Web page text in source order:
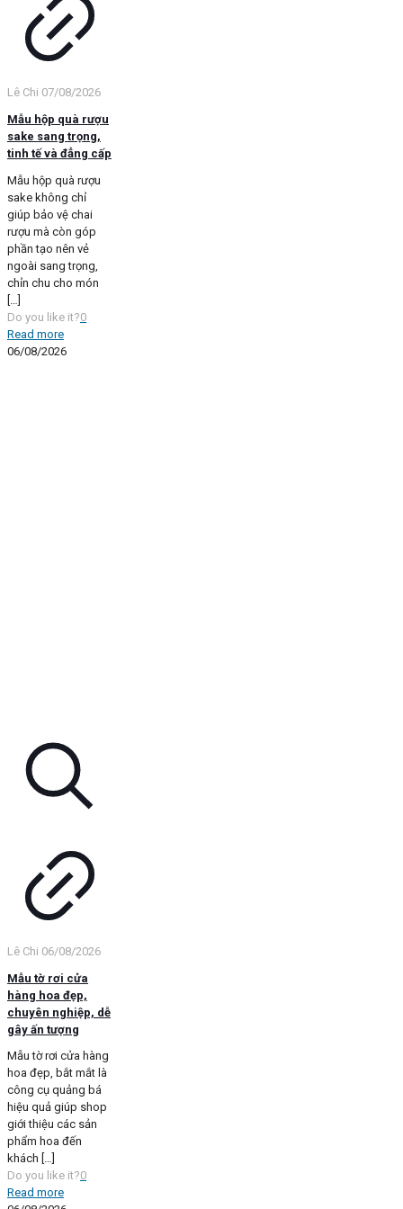
Lê Chi 07/08/2026
Mẫu hộp quà rượu
sake sang trọng,
tinh tế và đẳng cấp
Mẫu hộp quà rượu
sake không chỉ
giúp bảo vệ chai
rượu mà còn góp
phần tạo nên vẻ
ngoài sang trọng,
chỉn chu cho món
[…]
Do you like it?0
Read more
06/08/2026
Lê Chi 06/08/2026
Mẫu tờ rơi cửa
hàng hoa đẹp,
chuyên nghiệp, dễ
gây ấn tượng
Mẫu tờ rơi cửa hàng
hoa đẹp, bắt mắt là
công cụ quảng bá
hiệu quả giúp shop
giới thiệu các sản
phẩm hoa đến
khách […]
Do you like it?0
Read more